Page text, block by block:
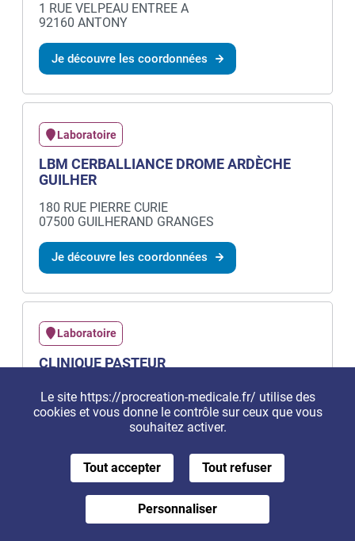
Le site https://procreation-medicale.fr/ utilise des
cookies et vous donne le contrôle sur ceux que vous
souhaitez activer.
Tout accepter Tout refuser
Personnaliser
1 RUE VELPEAU ENTREE A
92160 ANTONY
Je découvre les coordonnées
Laboratoire
LBM CERBALLIANCE DROME ARDÈCHE
GUILHER
180 RUE PIERRE CURIE
07500 GUILHERAND GRANGES
Je découvre les coordonnées
Laboratoire
CLINIQUE PASTEUR
294 BOULEVARD GENERAL DE GAULLE
7500 GUILHERAND GRANGES
Je m'inscris à la newsletter